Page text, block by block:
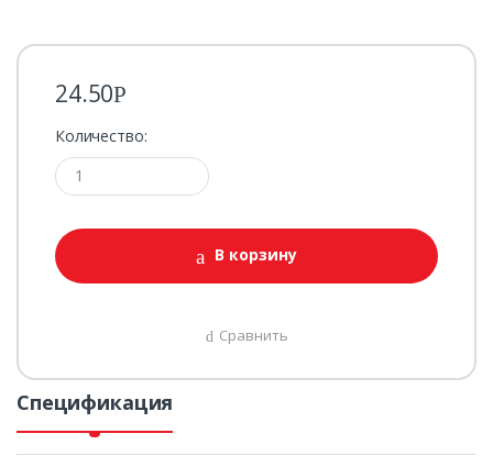
24.50Р
Количество:
В корзину
Сравнить
Спецификация